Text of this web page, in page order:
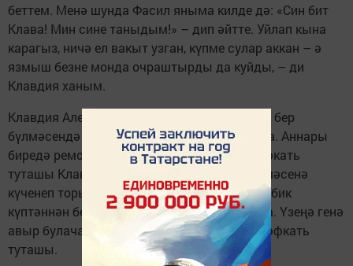
беттем. Менә шунда Фасил яныма килде дә: «Син бит
Клава! Мин сине таныдым!» – дип әйтте. Уйлап кына
карагыз, ничә ел вакыт узган, күпме сулар аккан – ә
язмыш безне монда очраштырды да куйды, – ди
Клавдия ханым.
Клавдия Александровна картлар йортының бер
бүлмәсендә нибары биш көн генә яшәп кала. Аннары
биредә ремонт эшләре башлана. Өлкән шәфкать
туташы Клавдия ханымга Фасил абый бүлмәсенә
күченеп торырга киңәш итә. «Бер-берегезне бик
күптәннән беләсез. Яшәп кенә торырга сора. Үзеңә генә
авыр булачак, астма чирең дә бар!» – ди шәфкать
туташы.